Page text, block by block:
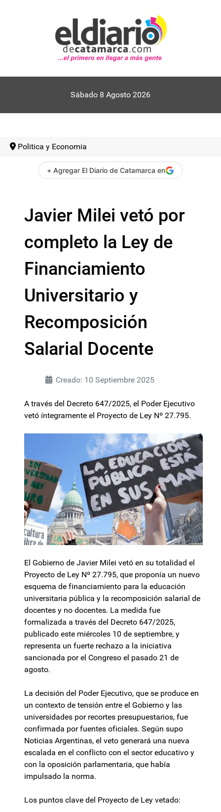
Sábado 8 Agosto 2026
Politica y Economia
+ Agregar El Diario de Catamarca en
Javier Milei vetó por
completo la Ley de
Financiamiento
Universitario y
Recomposición
Salarial Docente
Creado: 10 Septiembre 2025
A través del Decreto 647/2025, el Poder Ejecutivo
vetó íntegramente el Proyecto de Ley Nº 27.795.
El Gobierno de Javier Milei vetó en su totalidad el
Proyecto de Ley Nº 27.795, que proponía un nuevo
esquema de financiamiento para la educación
universitaria pública y la recomposición salarial de
docentes y no docentes. La medida fue
formalizada a través del Decreto 647/2025,
publicado este miércoles 10 de septiembre, y
representa un fuerte rechazo a la iniciativa
sancionada por el Congreso el pasado 21 de
agosto.
La decisión del Poder Ejecutivo, que se produce en
un contexto de tensión entre el Gobierno y las
universidades por recortes presupuestarios, fue
confirmada por fuentes oficiales. Según supo
Noticias Argentinas, el veto generará una nueva
escalada en el conflicto con el sector educativo y
con la oposición parlamentaria, que había
impulsado la norma.
Los puntos clave del Proyecto de Ley vetado: